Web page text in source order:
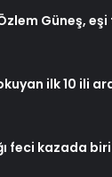
Güneş,
ilk 10 ili
feci kazada